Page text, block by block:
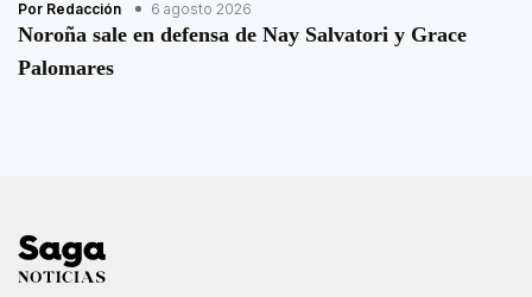
Por Redacción 6 agosto 2026
Noroña sale en defensa de Nay Salvatori y Grace
Palomares